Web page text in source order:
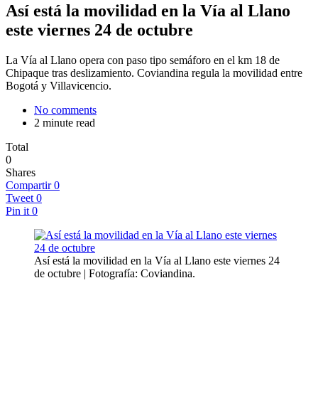
Así está la movilidad en la Vía al Llano
este viernes 24 de octubre
La Vía al Llano opera con paso tipo semáforo en el km 18 de
Chipaque tras deslizamiento. Coviandina regula la movilidad entre
Bogotá y Villavicencio.
No comments
2 minute read
Total
0
Shares
Compartir 0
Tweet 0
Pin it 0
Así está la movilidad en la Vía al Llano este viernes 24
de octubre | Fotografía: Coviandina.